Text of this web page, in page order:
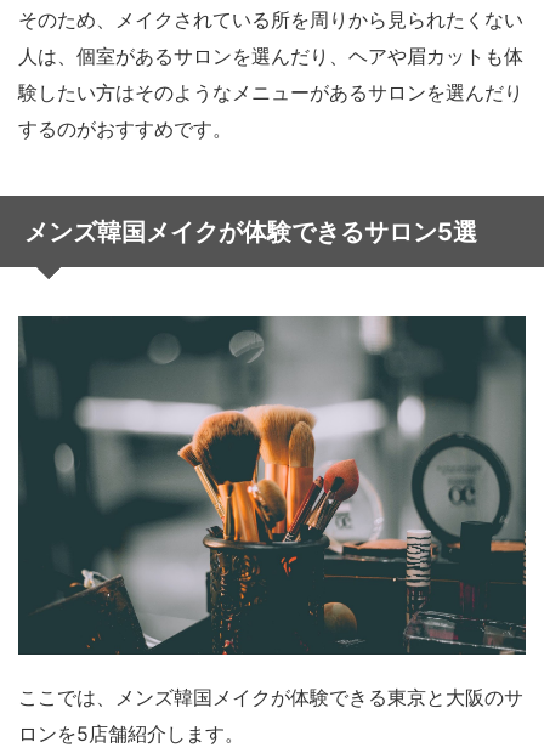
そのため、メイクされている所を周りから見られたくない
人は、個室があるサロンを選んだり、ヘアや眉カットも体
験したい方はそのようなメニューがあるサロンを選んだり
するのがおすすめです。
メンズ韓国メイクが体験できるサロン5選
ここでは、メンズ韓国メイクが体験できる東京と大阪のサ
ロンを5店舗紹介します。